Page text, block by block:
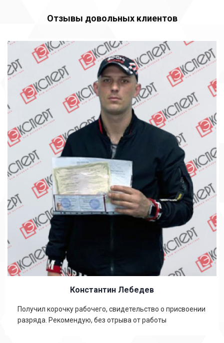
Отзывы довольных клиентов
Константин Лебедев
Получил корочку рабочего, свидетельство о присвоении
разряда. Рекомендую, без отрыва от работы